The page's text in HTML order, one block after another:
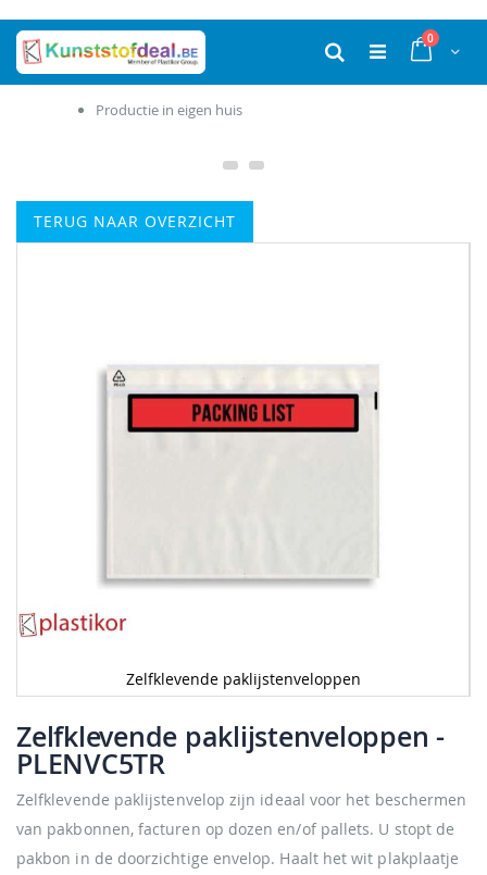
Ga
naar
inhoud
Cart
0producten
Zoek
Productie in eigen huis
TERUG NAAR OVERZICHT
afbeeldingen-
Zelfklevende paklijstenveloppen
naar
het
begin
de
afbeeldingen-
gallerij
Zelfklevende paklijstenveloppen -
PLENVC5TR
Zelfklevende paklijstenvelop zijn ideaal voor het beschermen
van pakbonnen, facturen op dozen en/of pallets. U stopt de
pakbon in de doorzichtige envelop. Haalt het wit plakplaatje